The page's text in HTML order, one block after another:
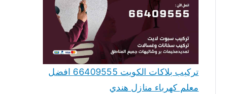
تركيب بلاكات الكويت 66409555 افضل
معلم كهرباء منازل هندي